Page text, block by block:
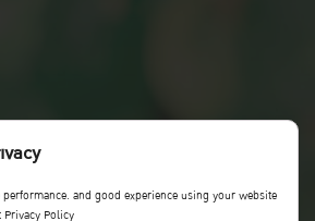
and good experience using your website
Privacy Policy